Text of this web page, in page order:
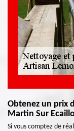
Obtenez un prix
Martin Sur
Si vous comptez de